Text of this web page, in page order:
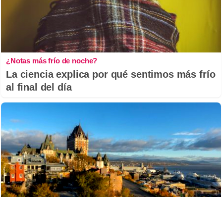
¿Notas más frío de noche?
La ciencia explica por qué sentimos más frío
al final del día